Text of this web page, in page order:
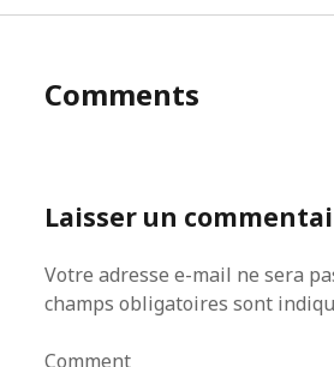
Comments
Laisser un
Votre adresse e-mail ne sera
champs obligatoires sont
Comment